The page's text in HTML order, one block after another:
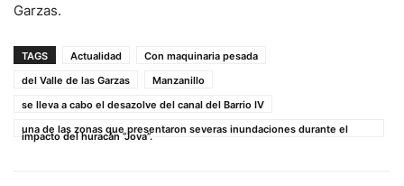
Garzas.
TAGS Actualidad
Con maquinaria pesada
del Valle de las Garzas
Manzanillo
se lleva a cabo el desazolve del canal del Barrio IV
una de las zonas que presentaron severas inundaciones durante el
impacto del huracán “Jova”.